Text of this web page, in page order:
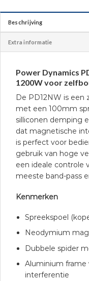
Beschrijving
Extra informatie
Power Dynamics
1200W voor
De PD12NW is een
met een 100mm
silliconen demping
dat magnetische
is perfect voor
gebruik van hoge
een ideale controle
meeste band-pass
Kenmerken
Spreekspoel
Neodymium
Dubbele spider
Aluminium
interferentie